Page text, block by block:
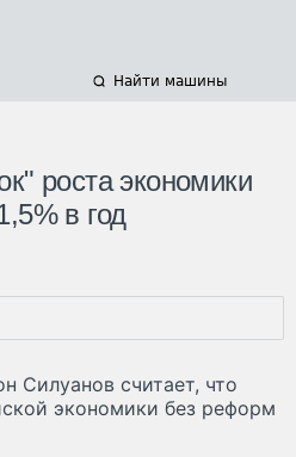
Найти машины
роста экономики
в год
Силуанов считает, что
экономики без реформ